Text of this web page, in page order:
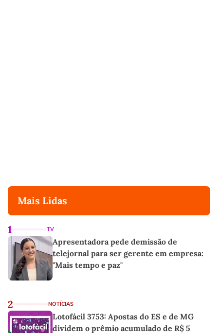
Mais Lidas
1 TV
Apresentadora pede demissão de
telejornal para ser gerente em empresa:
"Mais tempo e paz"
2 NOTÍCIAS
Lotofácil 3753: Apostas do ES e de MG
dividem o prêmio acumulado de R$ 5